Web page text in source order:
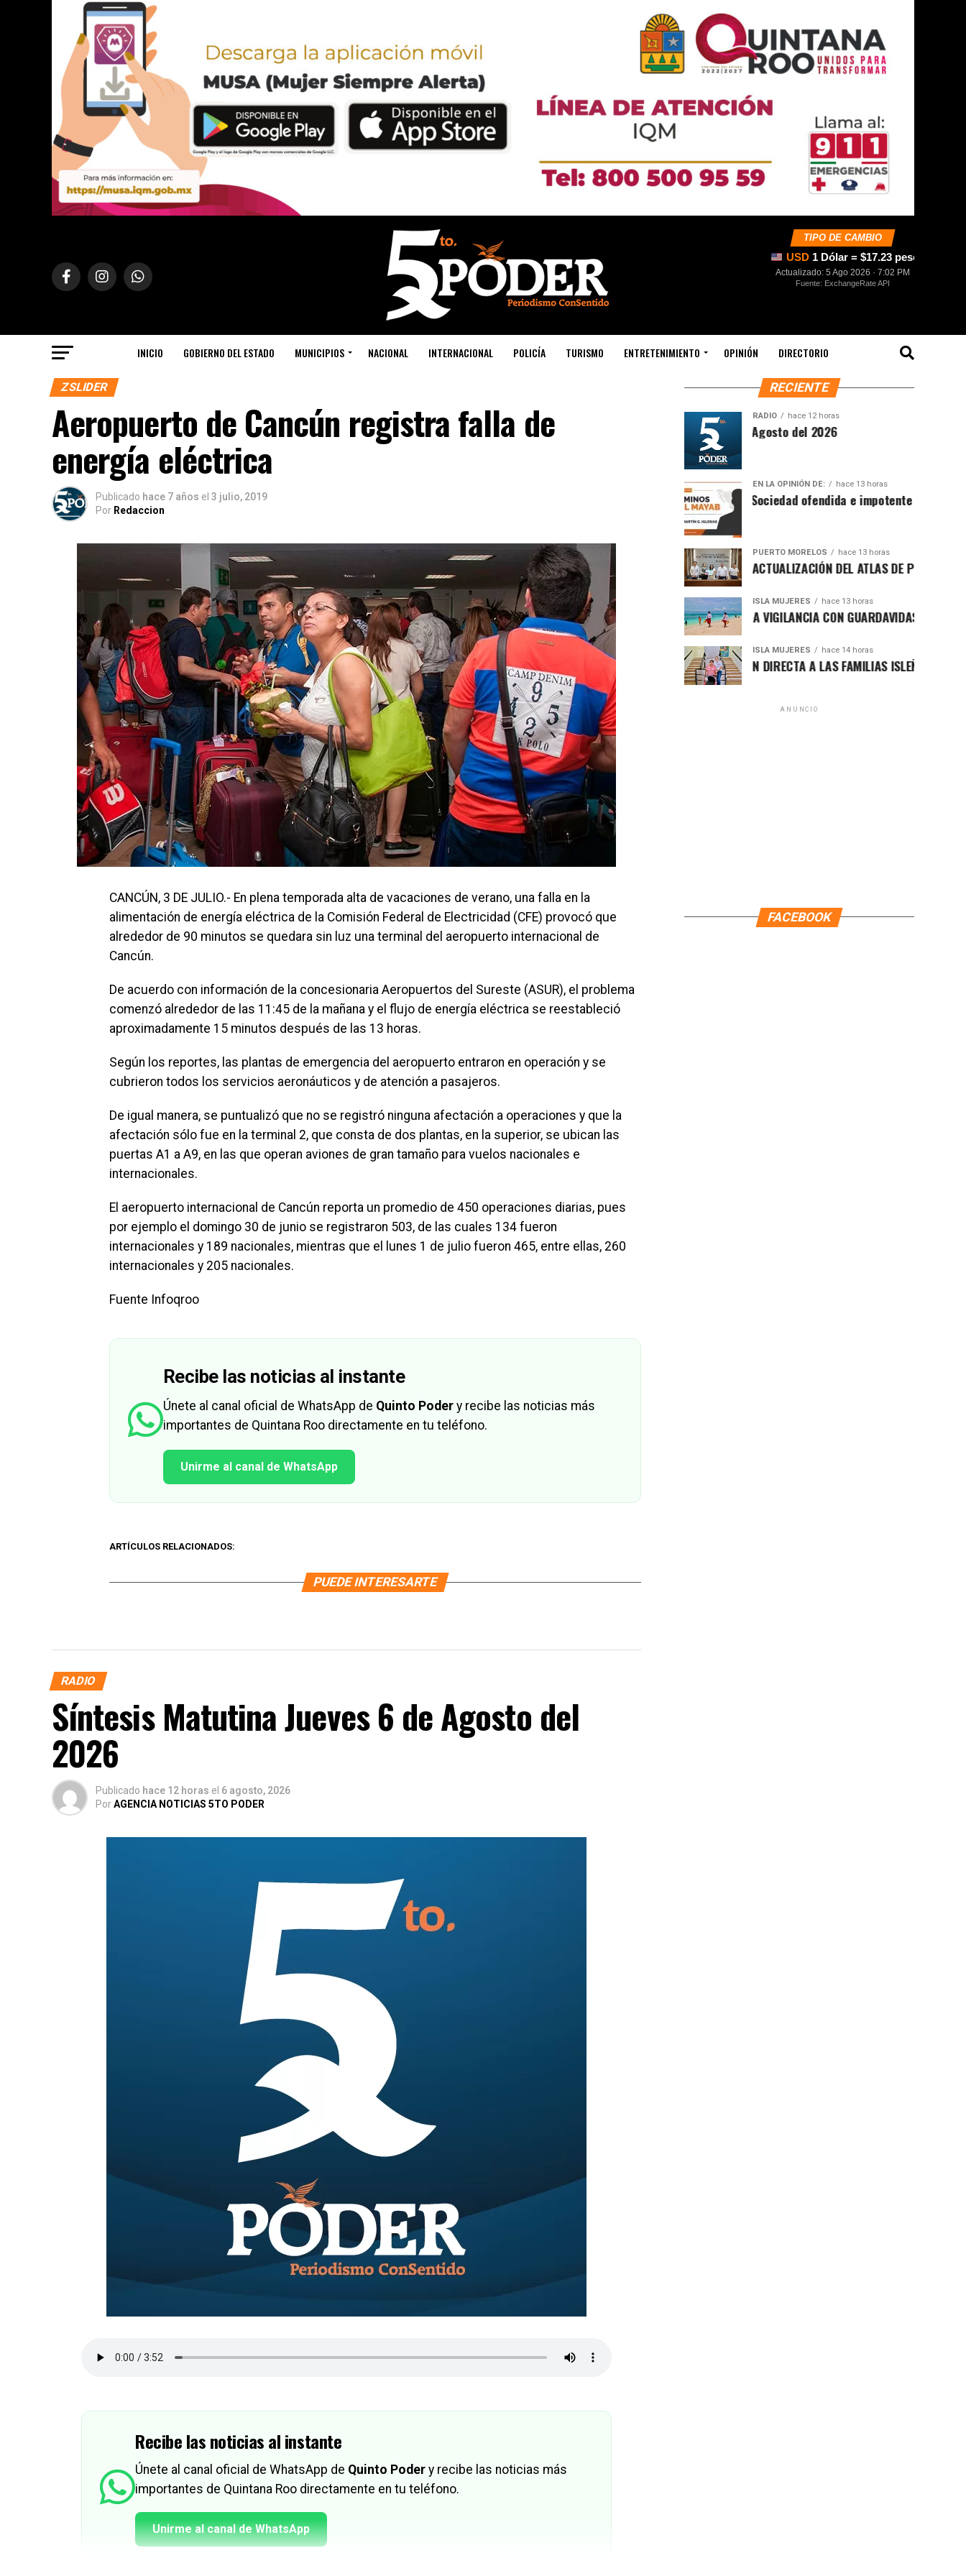
TIPO DE CAMBIO
USD 1 Dólar = $17.23 pesos
Actualizado: 5 Ago 2026 · 7:02 PM
Fuente: ExchangeRate API
INICIO GOBIERNO DEL ESTADO MUNICIPIOS NACIONAL INTERNACIONAL POLICÍA TURISMO ENTRETENIMIENTO OPINIÓN DIRECTORIO
ZSLIDER
Aeropuerto de Cancún registra falla de
energía eléctrica
Publicado hace 7 años el 3 julio, 2019
Por Redaccion
CANCÚN, 3 DE JULIO.- En plena temporada alta de vacaciones de verano, una falla en la
alimentación de energía eléctrica de la Comisión Federal de Electricidad (CFE) provocó que
alrededor de 90 minutos se quedara sin luz una terminal del aeropuerto internacional de
Cancún.
De acuerdo con información de la concesionaria Aeropuertos del Sureste (ASUR), el problema
comenzó alrededor de las 11:45 de la mañana y el flujo de energía eléctrica se reestableció
aproximadamente 15 minutos después de las 13 horas.
Según los reportes, las plantas de emergencia del aeropuerto entraron en operación y se
cubrieron todos los servicios aeronáuticos y de atención a pasajeros.
De igual manera, se puntualizó que no se registró ninguna afectación a operaciones y que la
afectación sólo fue en la terminal 2, que consta de dos plantas, en la superior, se ubican las
puertas A1 a A9, en las que operan aviones de gran tamaño para vuelos nacionales e
internacionales.
El aeropuerto internacional de Cancún reporta un promedio de 450 operaciones diarias, pues
por ejemplo el domingo 30 de junio se registraron 503, de las cuales 134 fueron
internacionales y 189 nacionales, mientras que el lunes 1 de julio fueron 465, entre ellas, 260
internacionales y 205 nacionales.
Fuente Infoqroo
Recibe las noticias al instante
Únete al canal oficial de WhatsApp de Quinto Poder y recibe las noticias más
importantes de Quintana Roo directamente en tu teléfono.
Unirme al canal de WhatsApp
ARTÍCULOS RELACIONADOS:
PUEDE INTERESARTE
RADIO
Síntesis Matutina Jueves 6 de Agosto del
2026
Publicado hace 12 horas el 6 agosto, 2026
PorAGENCIA NOTICIAS 5TO PODER
Recibe las noticias al instante
Únete al canal oficial de WhatsApp de Quinto Poder y recibe las noticias más
importantes de Quintana Roo directamente en tu teléfono.
Unirme al canal de WhatsApp
RECIENTE
RADIO hace 12 horas
Síntesis Matutina Jueves 6 de Agosto del 2026
EN LA OPINIÓN DE: hace 13 horas
Sociedad ofendida e impotente
PUERTO MORELOS hace 13 horas
PRESENTA BLANCA MERARI LA ACTUALIZACIÓN DEL ATLAS DE
ISLA MUJERES hace 13 horas
GOBIERNO MUNICIPAL REFUERZA VIGILANCIA CON GUARDAVIDAS PARA
ISLA MUJERES hace 14 horas
ATENEA FORTALECE LA ATENCIÓN DIRECTA A LAS FAMILIAS ISLEÑAS EN
ANUNCIO
FACEBOOK